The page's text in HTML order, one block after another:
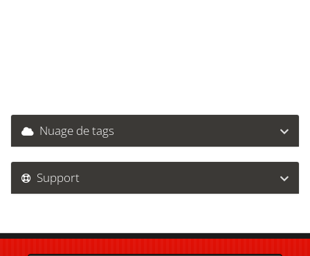
Nuage de tags
Support